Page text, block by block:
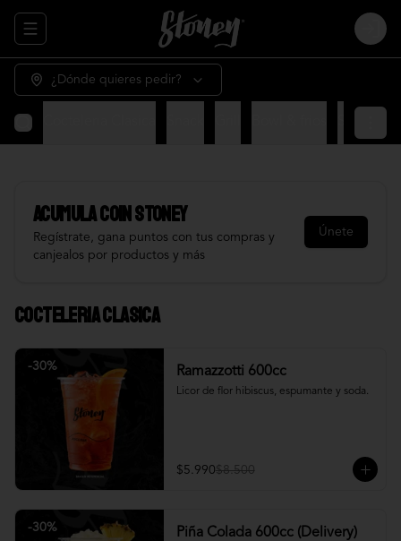
Abrir menu de navegación Login
¿Dónde quieres pedir?
AcumulaCOIN STONEY
Regístrate, gana puntos con tus compras y
canjealos por productos y más
Únete
Cocteleria Clasica
-30% Ramazzotti 600cc
Licor de flor hibiscus, espumante y soda.
$5.990$8.500
-30% Piña Colada 600cc (Delivery)